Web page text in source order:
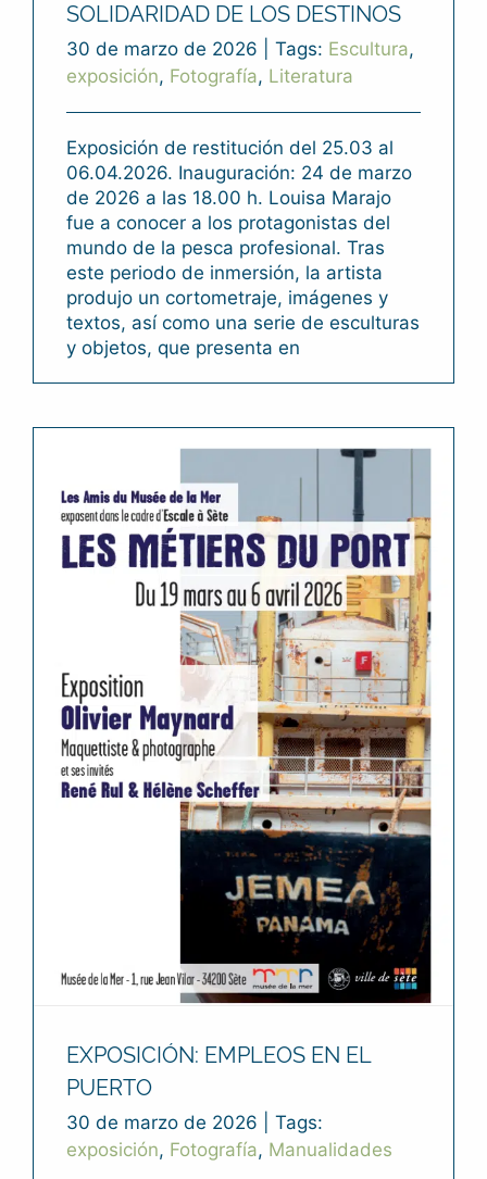
SOLIDARIDAD DE LOS DESTINOS
30 de marzo de 2026 Tags: Escultura,
exposición, Fotografía, Literatura
Exposición de restitución del 25.03 al
06.04.2026. Inauguración: 24 de marzo
de 2026 a las 18.00 h. Louisa Marajo
fue a conocer a los protagonistas del
mundo de la pesca profesional. Tras
este periodo de inmersión, la artista
produjo un cortometraje, imágenes y
textos, así como una serie de esculturas
y objetos, que presenta en
EXPOSICIÓN: EMPLEOS EN EL
PUERTO
30 de marzo de 2026
Tags:
exposición, Fotografía, Manualidades